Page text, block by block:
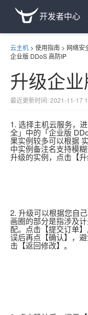
开发者中心
云主机 > 使用指南 > 网络安
企业版 DDoS 高防IP
升级企
最近更新时间: 2021-11-17
1. 选择主机云服务，
全」中的「企业版
果实例较多可以根据
中实例备注名支持模
升级的实例，点击【升
2. 升级可以根据您自
画圈的部分是指涉及
配。点击【提交订单
误后再点【确认】，
击【返回修改】。